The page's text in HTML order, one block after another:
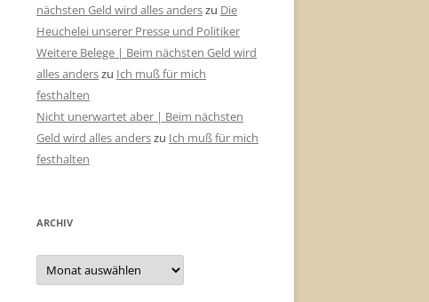
nächsten Geld wird alles anderszu Die
Heuchelei unserer Presse und Politiker
Weitere Belege | Beim nächsten Geld wird
alles anderszu Ich muß für mich
festhalten
Nicht unerwartet aber | Beim nächsten
Geld wird alles anderszu Ich muß für mich
festhalten
ARCHIV
Archiv